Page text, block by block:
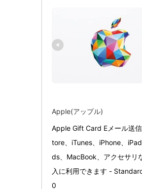
Apple(アップル)
Apple Gift Card Eメール送
tore、iTunes、iPhone、
ds、MacBook、アクセサリ
入に利用できます -
0